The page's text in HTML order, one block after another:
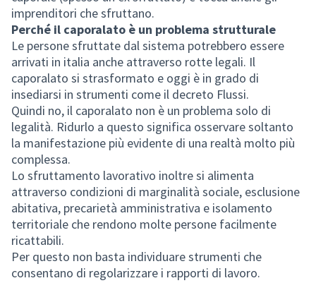
imprenditori che sfruttano.
Perché il caporalato è un problema strutturale
Le persone sfruttate dal sistema potrebbero essere
arrivati in italia anche attraverso rotte legali. Il
caporalato si strasformato e oggi è in grado di
insediarsi in strumenti come il decreto Flussi.
Quindi no, il caporalato non è un problema solo di
legalità. Ridurlo a questo significa osservare soltanto
la manifestazione più evidente di una realtà molto più
complessa.
Lo sfruttamento lavorativo inoltre si alimenta
attraverso condizioni di marginalità sociale, esclusione
abitativa, precarietà amministrativa e isolamento
territoriale che rendono molte persone facilmente
ricattabili.
Per questo non basta individuare strumenti che
consentano di regolarizzare i rapporti di lavoro.